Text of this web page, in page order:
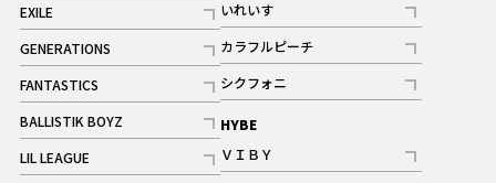
EXILE
記事
GENERATIONS
記事
FANTASTICS
記事
BALLISTIK BOYZ
記事
LIL LEAGUE
ギャラリー
いれいす
記事
ギャラリー
カラフルピーチ
記事
シクフォニ
記事
HYBE
ＶＩＢＹ
記事